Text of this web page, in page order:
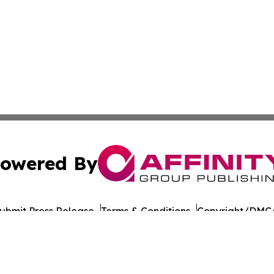
By
Press Release Terms & Conditions Copyright/